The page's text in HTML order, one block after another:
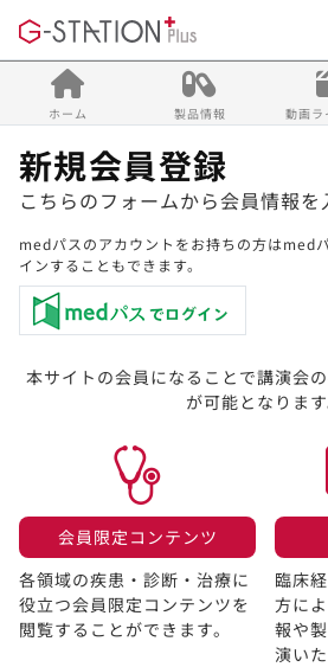
ホーム 製品情報 動画ラ
新規会員登録
こちらのフォームから会員情報を
medパスのアカウントをお持ちの方はmed
インすることもできます。
本サイトの会員になることで講演会
が可能となります
会員限定コンテンツ​
各領域の疾患・診断・治療に
役立つ会員限定コンテンツを
閲覧することができます。​
臨床
方に
報や
演いた